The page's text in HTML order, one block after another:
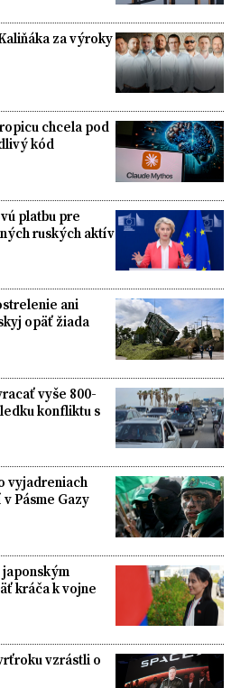
za výroky
chcela pod
kód
platbu pre
ruských aktív
ani
opäť žiada
vyše 800-
konfliktu s
vyjadreniach
Pásme Gazy
kráča k vojne
vzrástli o